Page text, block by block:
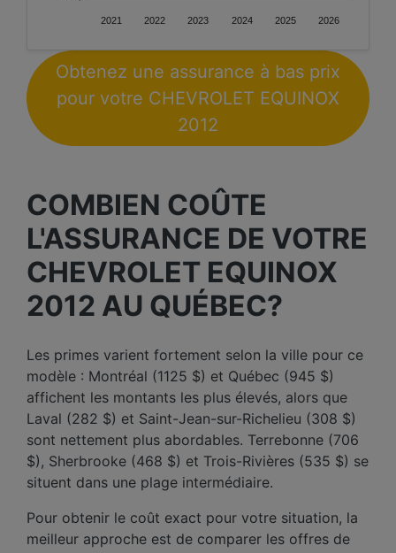
2021 2022 2023 2024 2025 2026
Obtenez une assurance à bas prix
pour votre CHEVROLET EQUINOX
2012
COMBIEN COÛTE
L'ASSURANCE DE VOTRE
CHEVROLET EQUINOX
2012 AU QUÉBEC?
Les primes varient fortement selon la ville pour ce
modèle : Montréal (1125 $) et Québec (945 $)
affichent les montants les plus élevés, alors que
Laval (282 $) et Saint-Jean-sur-Richelieu (308 $)
sont nettement plus abordables. Terrebonne (706
$), Sherbrooke (468 $) et Trois-Rivières (535 $) se
situent dans une plage intermédiaire.
Pour obtenir le coût exact pour votre situation, la
meilleur approche est de comparer les offres de